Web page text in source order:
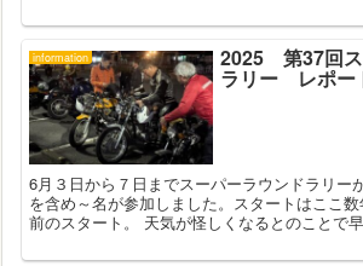
information 2025 第37回ス
ラリー レポー
6月３日から７日までスーパーラウンドラリー
を含め～名が参加しました。スタートはここ
前のスタート。 天気が怪しくなるとのことで